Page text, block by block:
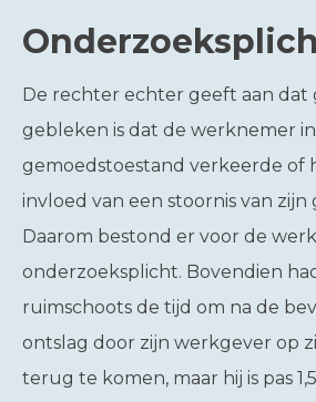
De rechter echter geeft aan dat
gebleken is dat de werknemer
gemoedstoestand verkeerde of
invloed van een stoornis van zijn
Daarom bestond er voor de
onderzoeksplicht. Bovendien
ruimschoots de tijd om na de
ontslag door zijn werkgever op
terug te komen, maar hij is pas